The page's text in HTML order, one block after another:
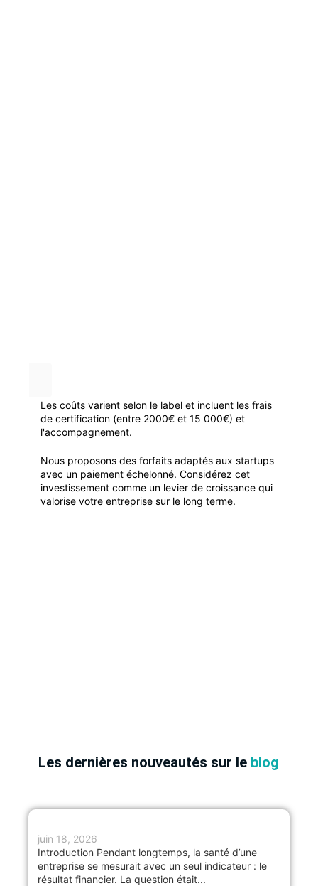
Les coûts varient selon le label et incluent les frais
de certification (entre 2000€ et 15 000€) et
l'accompagnement.
Nous proposons des forfaits adaptés aux startups
avec un paiement échelonné. Considérez cet
investissement comme un levier de croissance qui
valorise votre entreprise sur le long terme.
Les dernières nouveautés sur le blog
juin 18, 2026
Introduction Pendant longtemps, la santé d’une
entreprise se mesurait avec un seul indicateur : le
résultat financier. La question était...